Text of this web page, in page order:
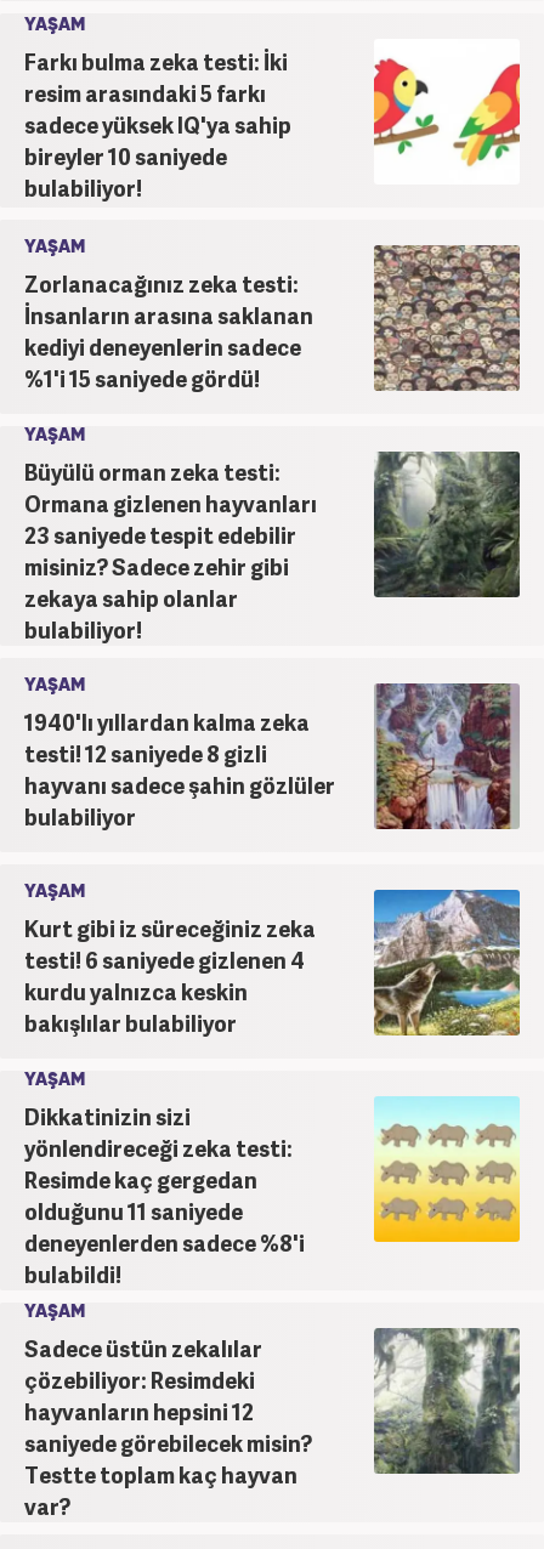
YAŞAM
Farkı bulma zeka testi: İki
resim arasındaki 5 farkı
sadece yüksek IQ'ya sahip
bireyler 10 saniyede
bulabiliyor!
YAŞAM
Zorlanacağınız zeka testi:
İnsanların arasına saklanan
kediyi deneyenlerin sadece
%1'i 15 saniyede gördü!
YAŞAM
Büyülü orman zeka testi:
Ormana gizlenen hayvanları
23 saniyede tespit edebilir
misiniz? Sadece zehir gibi
zekaya sahip olanlar
bulabiliyor!
YAŞAM
1940'lı yıllardan kalma zeka
testi! 12 saniyede 8 gizli
hayvanı sadece şahin gözlüler
bulabiliyor
YAŞAM
Kurt gibi iz süreceğiniz zeka
testi! 6 saniyede gizlenen 4
kurdu yalnızca keskin
bakışlılar bulabiliyor
YAŞAM
Dikkatinizin sizi
yönlendireceği zeka testi:
Resimde kaç gergedan
olduğunu 11 saniyede
deneyenlerden sadece %8'i
bulabildi!
YAŞAM
Sadece üstün zekalılar
çözebiliyor: Resimdeki
hayvanların hepsini 12
saniyede görebilecek misin?
Testte toplam kaç hayvan
var?